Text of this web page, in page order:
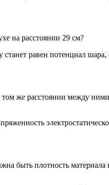
на расстоянии 29 см?
равен потенциал шара,
же расстоянии между
быть плотность